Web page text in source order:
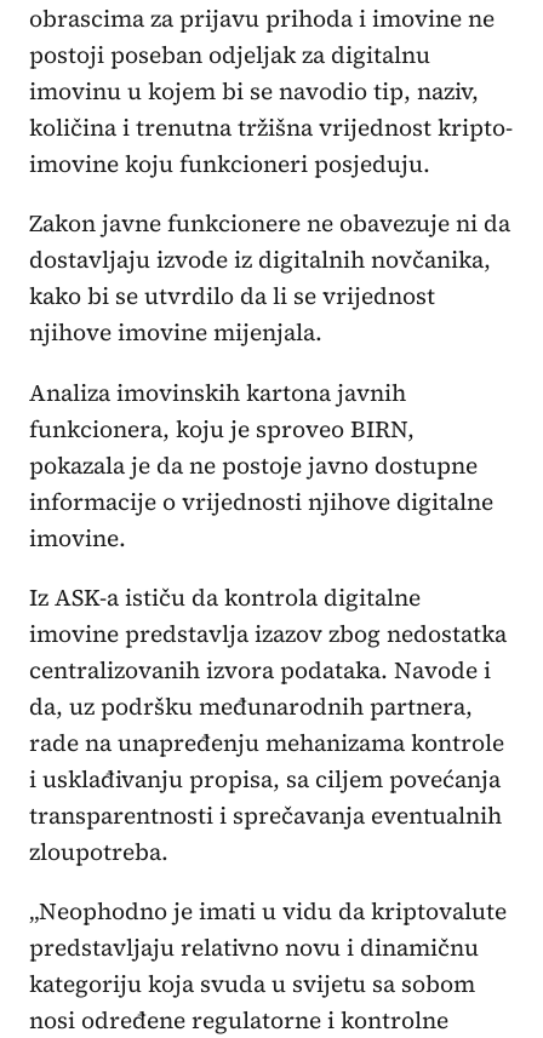
obrascima za prijavu prihoda i imovine ne
postoji poseban odjeljak za digitalnu
imovinu u kojem bi se navodio tip, naziv,
količina i trenutna tržišna vrijednost kripto-
imovine koju funkcioneri posjeduju.
Zakon javne funkcionere ne obavezuje ni da
dostavljaju izvode iz digitalnih novčanika,
kako bi se utvrdilo da li se vrijednost
njihove imovine mijenjala.
Analiza imovinskih kartona javnih
funkcionera, koju je sproveo BIRN,
pokazala je da ne postoje javno dostupne
informacije o vrijednosti njihove digitalne
imovine.
Iz ASK-a ističu da kontrola digitalne
imovine predstavlja izazov zbog nedostatka
centralizovanih izvora podataka. Navode i
da, uz podršku međunarodnih partnera,
rade na unapređenju mehanizama kontrole
i usklađivanju propisa, sa ciljem povećanja
transparentnosti i sprečavanja eventualnih
zloupotreba.
„Neophodno je imati u vidu da kriptovalute
predstavljaju relativno novu i dinamičnu
kategoriju koja svuda u svijetu sa sobom
nosi određene regulatorne i kontrolne